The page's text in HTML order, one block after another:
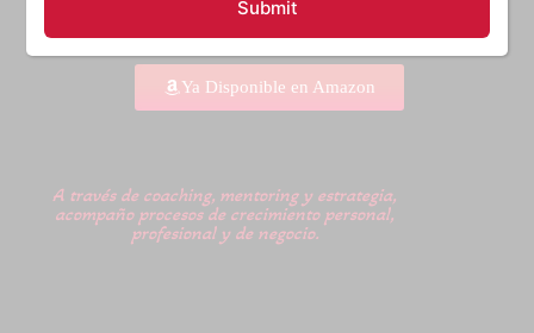
Ya Disponible en Amazon
A través de coaching, mentoring y estrategia,
acompaño procesos de crecimiento personal,
profesional y de negocio.
Submit